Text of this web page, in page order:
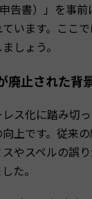
告書）」を事
います。ここ
しょう。
廃止された背
ス化に踏み切
上です。従来
やスペルの誤
た。